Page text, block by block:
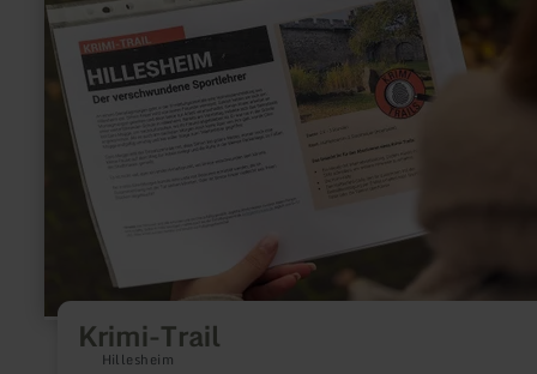
Krimi-Trail
Hillesheim
:
Krimi-
Trail